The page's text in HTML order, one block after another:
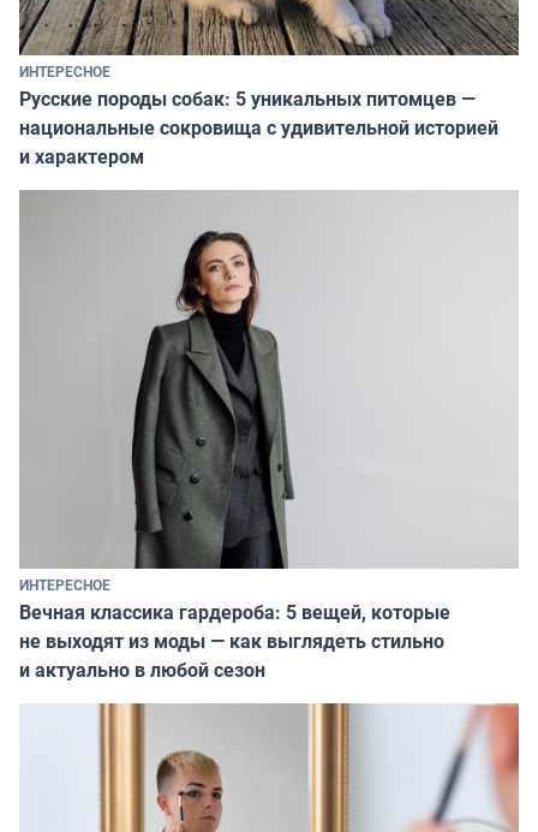
ИНТЕРЕСНОЕ
Русские породы собак: 5 уникальных питомцев —
национальные сокровища с удивительной историей
и характером
ИНТЕРЕСНОЕ
Вечная классика гардероба: 5 вещей, которые
не выходят из моды — как выглядеть стильно
и актуально в любой сезон